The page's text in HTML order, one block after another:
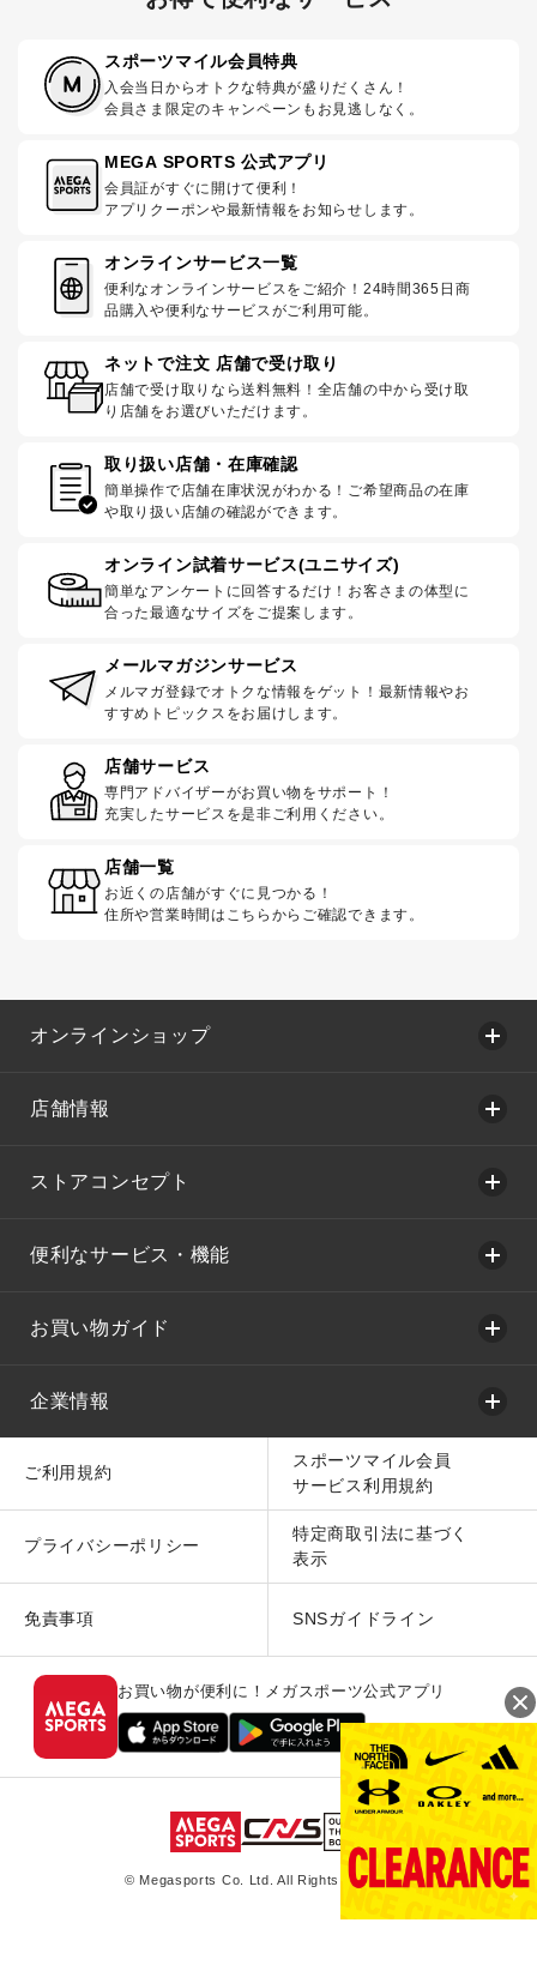
スポーツマイル会員特典
入会当日からオトクな特典が盛りだくさん！
会員さま限定のキャンペーンもお見逃しなく。
MEGA SPORTS 公式アプリ
会員証がすぐに開けて便利！
アプリクーポンや最新情報をお知らせします。
オンラインサービス一覧
便利なオンラインサービスをご紹介！24時間365日商
品購入や便利なサービスがご利用可能。
ネットで注文 店舗で受け取り
店舗で受け取りなら送料無料！全店舗の中から受け取
り店舗をお選びいただけます。
取り扱い店舗・在庫確認
簡単操作で店舗在庫状況がわかる！ご希望商品の在庫
や取り扱い店舗の確認ができます。
オンライン試着サービス(ユニサイズ)
簡単なアンケートに回答するだけ！お客さまの体型に
合った最適なサイズをご提案します。
メールマガジンサービス
メルマガ登録でオトクな情報をゲット！最新情報やお
すすめトピックスをお届けします。
店舗サービス
専門アドバイザーがお買い物をサポート！
充実したサービスを是非ご利用ください。
店舗一覧
お近くの店舗がすぐに見つかる！
住所や営業時間はこちらからご確認できます。
オンラインショップ
店舗情報
ストアコンセプト
便利なサービス・機能
お買い物ガイド
企業情報
ご利用規約
スポーツマイル会員
サービス利用規約
プライバシーポリシー
特定商取引法に基づく
表示
免責事項 SNSガイドライン
お買い物が便利に！メガスポーツ公式アプリ
© Megasports Co. Ltd. All Rights Reserved.